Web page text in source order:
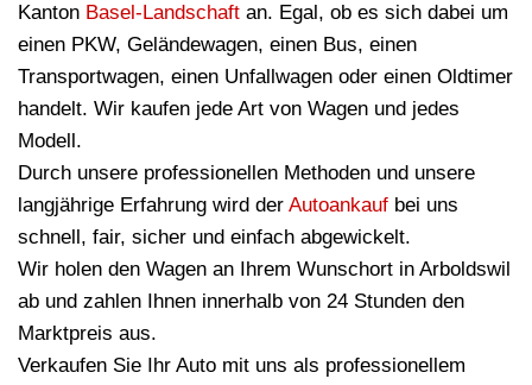
Kanton Basel-Landschaft an. Egal, ob es sich dabei um
einen PKW, Geländewagen, einen Bus, einen
Transportwagen, einen Unfallwagen oder einen Oldtimer
handelt. Wir kaufen jede Art von Wagen und jedes
Modell.
Durch unsere professionellen Methoden und unsere
langjährige Erfahrung wird der Autoankauf bei uns
schnell, fair, sicher und einfach abgewickelt.
Wir holen den Wagen an Ihrem Wunschort in Arboldswil
ab und zahlen Ihnen innerhalb von 24 Stunden den
Marktpreis aus.
Verkaufen Sie Ihr Auto mit uns als professionellem